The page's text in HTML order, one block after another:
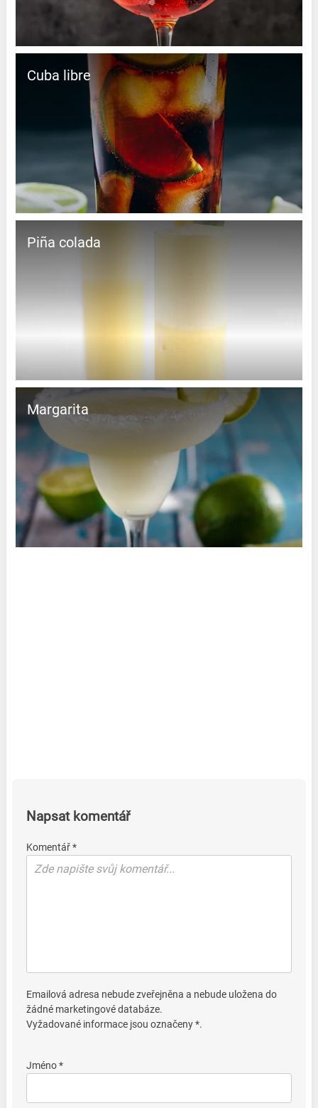
Cuba libre
Piña colada
Margarita
Napsat komentář
Komentář *
Emailová adresa nebude zveřejněna a nebude uložena do
žádné marketingové databáze.
Vyžadované informace jsou označeny *.
Jméno *